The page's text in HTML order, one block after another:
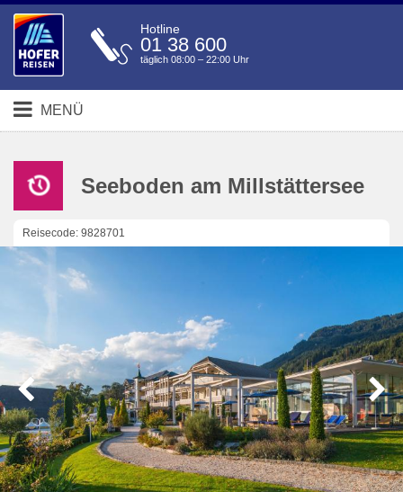
Hotline
01 38 600
täglich 08:00 – 22:00 Uhr
MENÜ
Seeboden am Millstättersee
Reisecode: 9828701